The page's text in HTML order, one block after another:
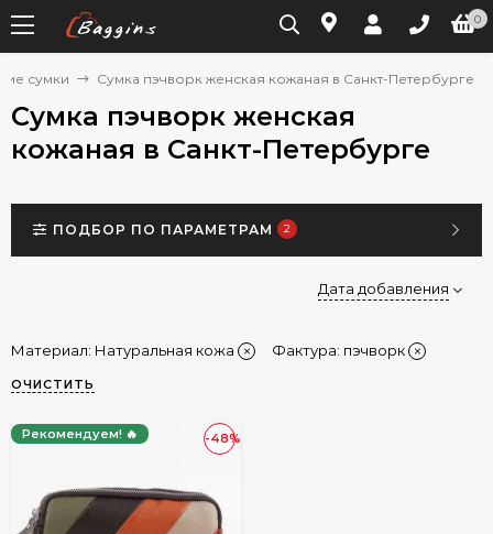
0
сумки Сумка пэчворк женская кожаная в Санкт-Петербурге
Сумка пэчворк женская
кожаная в Санкт-Петербурге
ПОДБОР ПО ПАРАМЕТРАМ 2
Дата добавления
Материал: Натуральная кожа Фактура: пэчворк
ОЧИСТИТЬ
-48%
Рекомендуем! 🔥